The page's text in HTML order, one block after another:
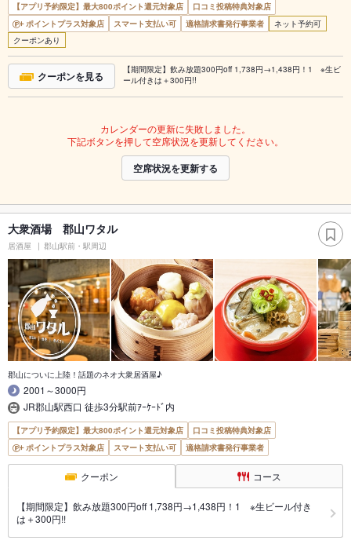
【アプリ予約限定】最大800ポイント還元対象店
口コミ投稿特典対象店
ポイントプラス対象店
スマート支払い可 適格請求書発行事業者
ネット予約可
クーポンあり
クーポンを見る
【期間限定】飲み放題300円off 1,738円→1,438円！1 ※生ビ
ール付きは＋300円!!
カレンダーの更新に失敗しました。
下記ボタンを押して空席状況を更新してください。
空席状況を更新する
大衆酒場 郡山ワタル
居酒屋 郡山駅前・駅周辺
郡山についに上陸！話題のネオ大衆居酒屋♪
2001～3000円
JR郡山駅西口 徒歩3分駅前ｱｰｹｰﾄﾞ内
【アプリ予約限定】最大800ポイント還元対象店
口コミ投稿特典対象店
ポイントプラス対象店
スマート支払い可 適格請求書発行事業者
クーポン コース
【期間限定】飲み放題300円off 1,738円→1,438円！1 ※生ビール付き
は＋300円!!